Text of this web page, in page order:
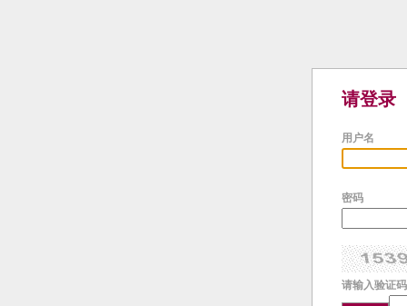
请登录
用户名
密码
请输入验证